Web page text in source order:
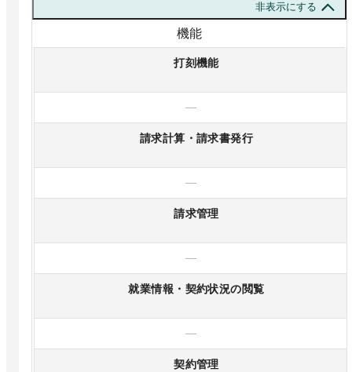
非表示にする
機能
打刻機能
—
請求計算・請求書発行
—
請求管理
—
就業情報・契約状況の閲覧
—
契約管理